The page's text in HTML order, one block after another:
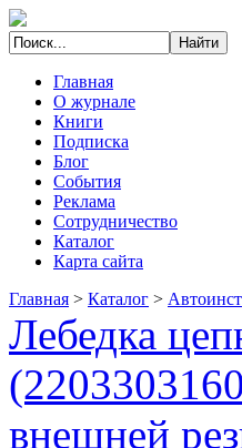
Главная
О журнале
Книги
Подписка
Блог
События
Реклама
Сотрудничество
Каталог
Карта сайта
Главная > Каталог >
Лебедка
внешней